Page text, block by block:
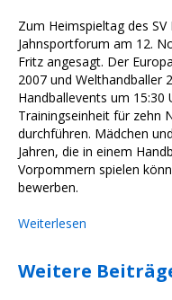
Zum Heimspieltag des
Jahnsportforum am 12.
Fritz angesagt. Der
2007 und Welthandballer
Handballevents um 15:30
Trainingseinheit für zehn
durchführen. Mädchen
Jahren, die in einem
Vorpommern spielen
bewerben.
Weiterlesen
Weitere